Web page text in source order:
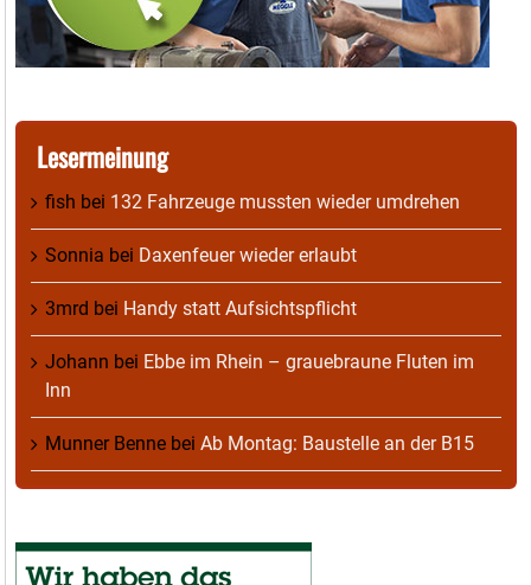
Lesermeinung
fish bei 132 Fahrzeuge mussten wieder umdrehen
Sonnia bei Daxenfeuer wieder erlaubt
3mrd bei Handy statt Aufsichtspflicht
Johann bei Ebbe im Rhein – grauebraune Fluten im
Inn
Munner Benne bei Ab Montag: Baustelle an der B15